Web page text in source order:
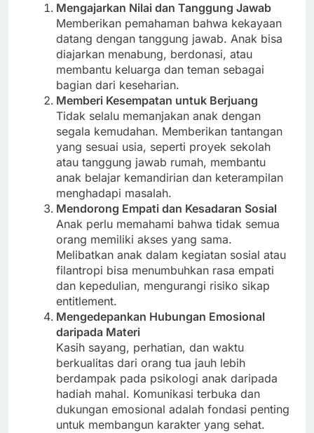
Mengajarkan Nilai dan Tanggung Jawab
Memberikan pemahaman bahwa kekayaan
datang dengan tanggung jawab. Anak bisa
diajarkan menabung, berdonasi, atau
membantu keluarga dan teman sebagai
bagian dari keseharian.
Memberi Kesempatan untuk Berjuang
Tidak selalu memanjakan anak dengan
segala kemudahan. Memberikan tantangan
yang sesuai usia, seperti proyek sekolah
atau tanggung jawab rumah, membantu
anak belajar kemandirian dan keterampilan
menghadapi masalah.
Mendorong Empati dan Kesadaran Sosial
Anak perlu memahami bahwa tidak semua
orang memiliki akses yang sama.
Melibatkan anak dalam kegiatan sosial atau
filantropi bisa menumbuhkan rasa empati
dan kepedulian, mengurangi risiko sikap
entitlement.
Mengedepankan Hubungan Emosional
daripada Materi
Kasih sayang, perhatian, dan waktu
berkualitas dari orang tua jauh lebih
berdampak pada psikologi anak daripada
hadiah mahal. Komunikasi terbuka dan
dukungan emosional adalah fondasi penting
untuk membangun karakter yang sehat.